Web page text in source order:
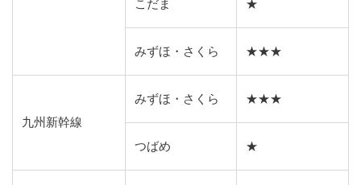
こだま ★
みずほ・さくら ★★★
九州新幹線
みずほ・さくら ★★★
つばめ ★